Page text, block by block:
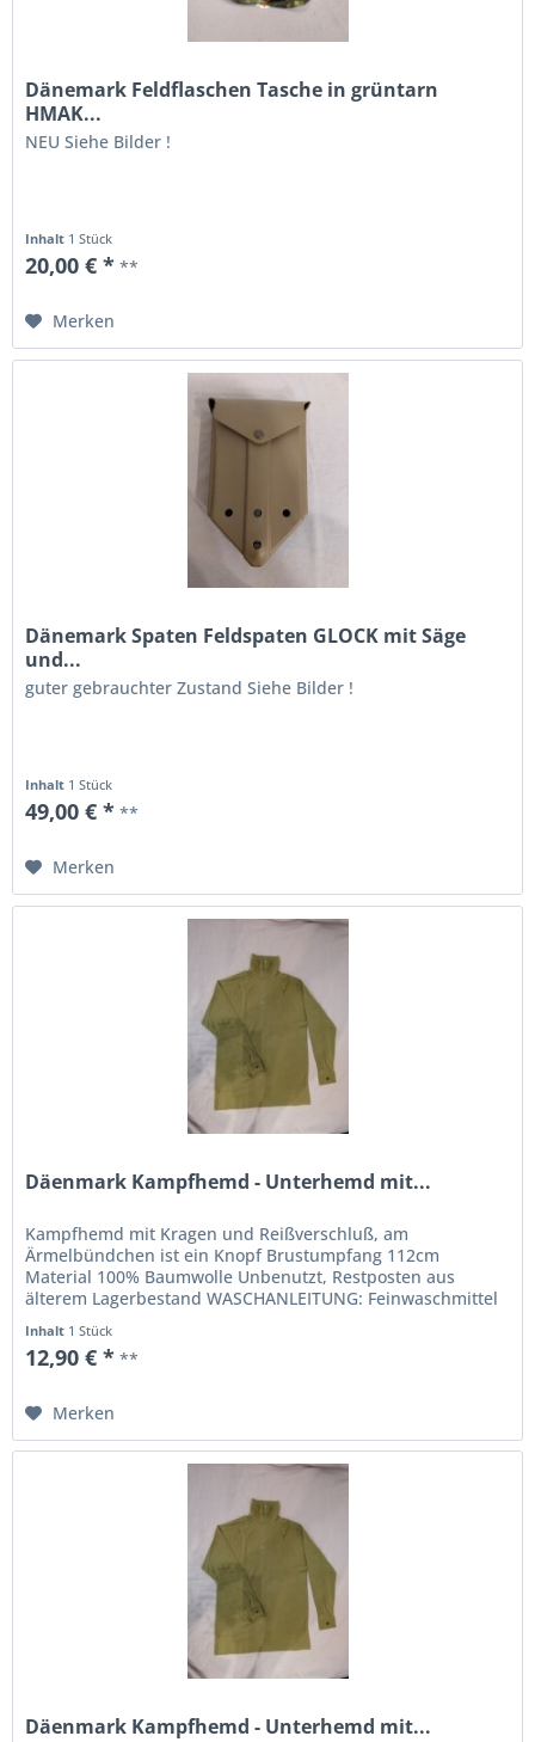
Dänemark Feldflaschen Tasche in grüntarn
HMAK...
NEU Siehe Bilder !
Inhalt 1 Stück
20,00 € * **
Merken
Dänemark Spaten Feldspaten GLOCK mit Säge
und...
guter gebrauchter Zustand Siehe Bilder !
Inhalt 1 Stück
49,00 € * **
Merken
Däenmark Kampfhemd - Unterhemd mit...
Kampfhemd mit Kragen und Reißverschluß, am
Ärmelbündchen ist ein Knopf Brustumpfang 112cm
Material 100% Baumwolle Unbenutzt, Restposten aus
älterem Lagerbestand WASCHANLEITUNG: Feinwaschmittel
Inhalt 1 Stück
12,90 € * **
Merken
Däenmark Kampfhemd - Unterhemd mit...